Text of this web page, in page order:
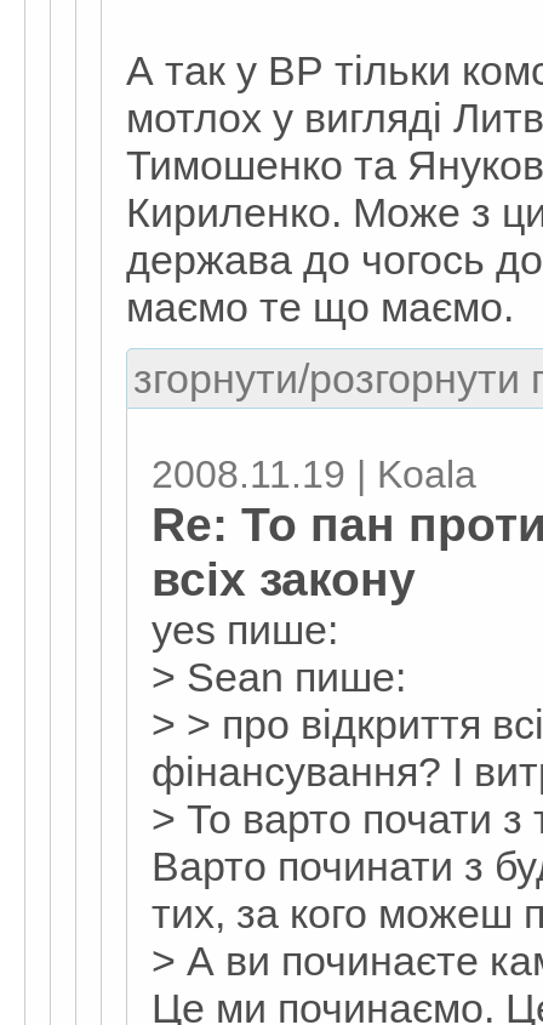
А так у ВР тільки
мотлох у вигляді
Тимошенко та
Кириленко. Може з
держава до чогось
маємо те що маємо.
згорнути/розгорнути
2008.11.19 | Koala
Re: То пан
всіх закону
yes пише:
> Sean пише:
> > про відкриття
фінансування? І
> То варто почати з
Варто починати з
тих, за кого можеш
> А ви починаєте
Це ми починаємо.